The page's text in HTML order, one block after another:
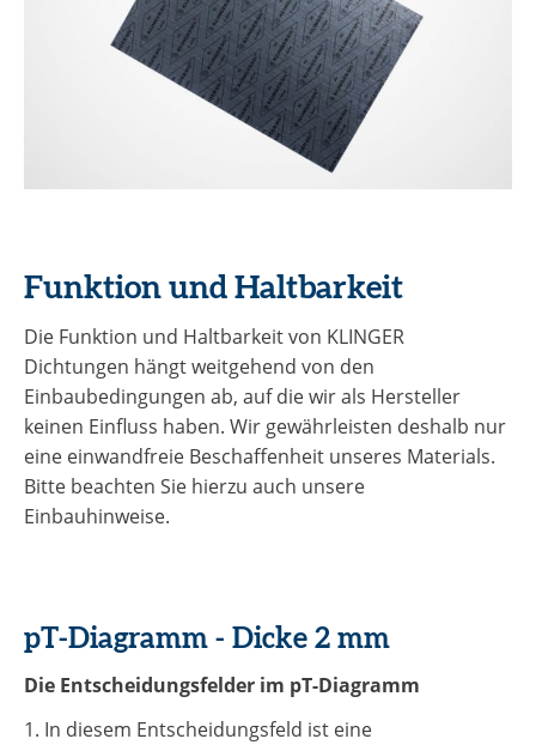
Funktion und Haltbarkeit
Die Funktion und Haltbarkeit von KLINGER
Dichtungen hängt weitgehend von den
Einbaubedingungen ab, auf die wir als Hersteller
keinen Einfluss haben. Wir gewährleisten deshalb nur
eine einwandfreie Beschaffenheit unseres Materials.
Bitte beachten Sie hierzu auch unsere
Einbauhinweise.
pT-Diagramm - Dicke 2 mm
Die Entscheidungsfelder im pT-Diagramm
1. In diesem Entscheidungsfeld ist eine